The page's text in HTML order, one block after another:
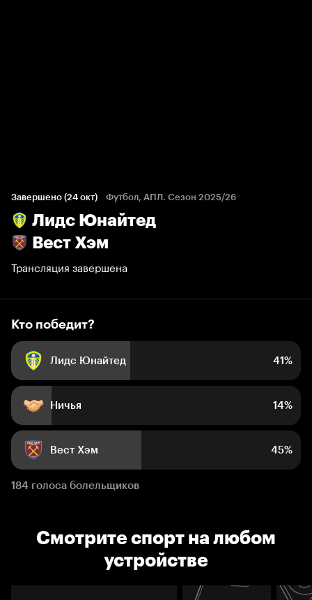
Завершено (24 окт) Футбол, АПЛ. Сезон 2025/26
Лидс Юнайтед
Вест Хэм
Трансляция завершена
41% 14%
Кто победит?
Лидс Юнайтед 41%
Ничья 14%
Вест Хэм 45%
184 голоса болельщиков
Смотрите спорт на любом
устройстве